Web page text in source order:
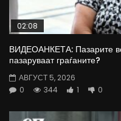
02:08
ВИДЕОАНКЕТА: Пазарите
пазаруваат граѓаните?
АВГУСТ 5, 2026
0
344 1 0